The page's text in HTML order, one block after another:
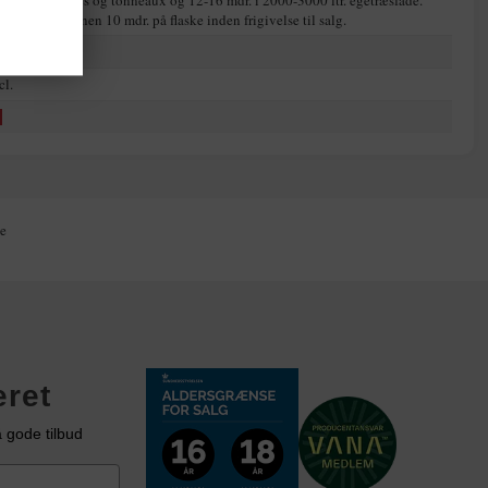
lagres vinen 10 mdr. på flaske inden frigivelse til salg.
gode tilbud